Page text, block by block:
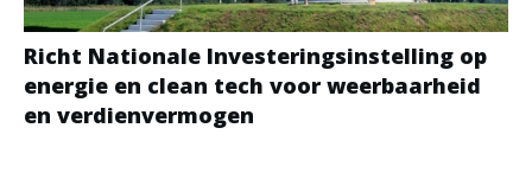
Richt Nationale Investeringsinstelling op
energie en clean tech voor weerbaarheid
en verdienvermogen